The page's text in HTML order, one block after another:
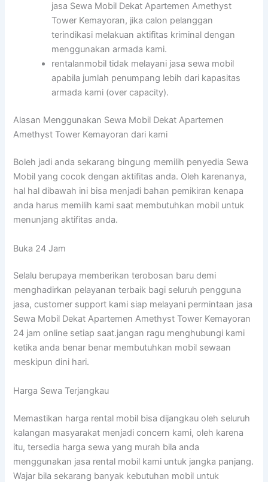
jasa Sewa Mobil Dekat Apartemen Amethyst
Tower Kemayoran, jika calon pelanggan
terindikasi melakuan aktifitas kriminal dengan
menggunakan armada kami.
rentalanmobil tidak melayani jasa sewa mobil
apabila jumlah penumpang lebih dari kapasitas
armada kami (over capacity).
Alasan Menggunakan Sewa Mobil Dekat Apartemen
Amethyst Tower Kemayoran dari kami
Boleh jadi anda sekarang bingung memilih penyedia Sewa
Mobil yang cocok dengan aktifitas anda. Oleh karenanya,
hal hal dibawah ini bisa menjadi bahan pemikiran kenapa
anda harus memilih kami saat membutuhkan mobil untuk
menunjang aktifitas anda.
Buka 24 Jam
Selalu berupaya memberikan terobosan baru demi
menghadirkan pelayanan terbaik bagi seluruh pengguna
jasa, customer support kami siap melayani permintaan jasa
Sewa Mobil Dekat Apartemen Amethyst Tower Kemayoran
24 jam online setiap saat.jangan ragu menghubungi kami
ketika anda benar benar membutuhkan mobil sewaan
meskipun dini hari.
Harga Sewa Terjangkau
Memastikan harga rental mobil bisa dijangkau oleh seluruh
kalangan masyarakat menjadi concern kami, oleh karena
itu, tersedia harga sewa yang murah bila anda
menggunakan jasa rental mobil kami untuk jangka panjang.
Wajar bila sekarang banyak kebutuhan mobil untuk